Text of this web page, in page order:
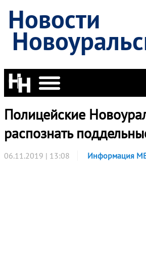
Новости
Полицейские
распознать
06.11.2019 | 13:08 Информация